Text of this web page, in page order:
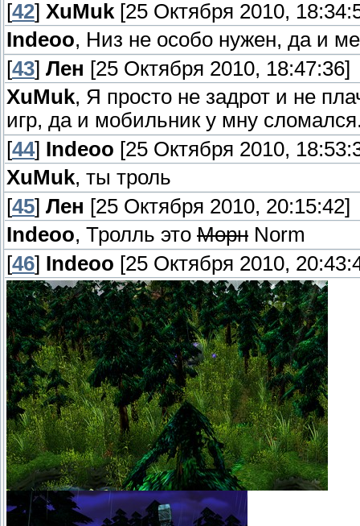
[42] XuMuk [25 Октября 2010,
Indeoo, Низ не особо нужен, да и
[43] Лен [25 Октября 2010, 18:47:36]
XuMuk, Я просто не задрот и не
игр, да и мобильник у мну
[44] Indeoo [25 Октября 2010,
XuMuk, ты троль
[45] Лен [25 Октября 2010, 20:15:42]
Indeoo, Тролль это Морн Norm
[46] Indeoo [25 Октября 2010,